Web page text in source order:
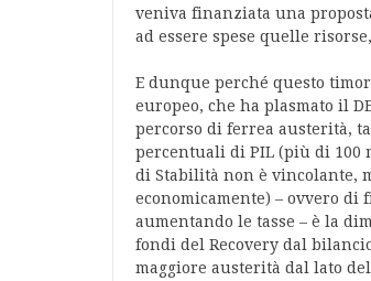
veniva finanziata una
ad essere spese quelle
E dunque perché questo
europeo, che ha plasmato il
percorso di ferrea austerità,
percentuali di PIL (più di 100
di Stabilità non è vincolante,
economicamente) – ovvero
aumentando le tasse – è la
fondi del Recovery dal
maggiore austerità dal lato